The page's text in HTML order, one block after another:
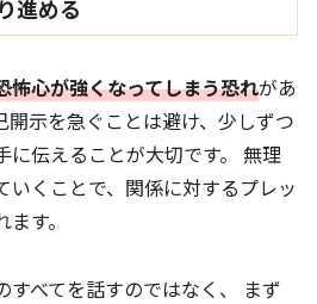
進める
怖心が強くなってしまう恐れがあ
開示を急ぐことは避け、少しずつ
に伝えることが大切です。 無理
いくことで、関係に対するプレッ
す。
すべてを話すのではなく、 まず